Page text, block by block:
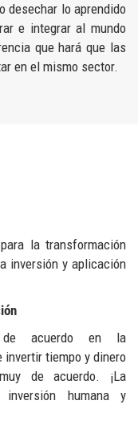
desechar lo aprendido
e integrar al mundo
que hará que las
en el mismo sector.
la transformación
inversión y aplicación
de acuerdo en la
invertir tiempo y dinero
de acuerdo. ¡La
humana y